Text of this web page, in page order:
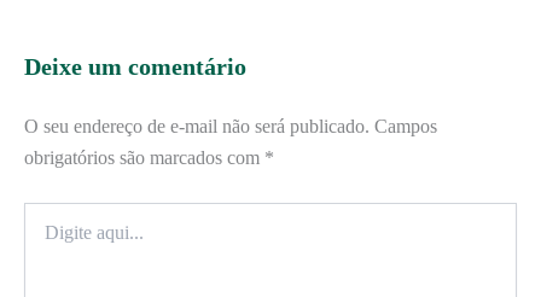
Deixe um comentário
O seu endereço de e-mail não será publicado. Campos
obrigatórios são marcados com *
aqui...